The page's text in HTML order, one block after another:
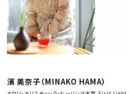
濱 美奈子（MINAKO HAMA）